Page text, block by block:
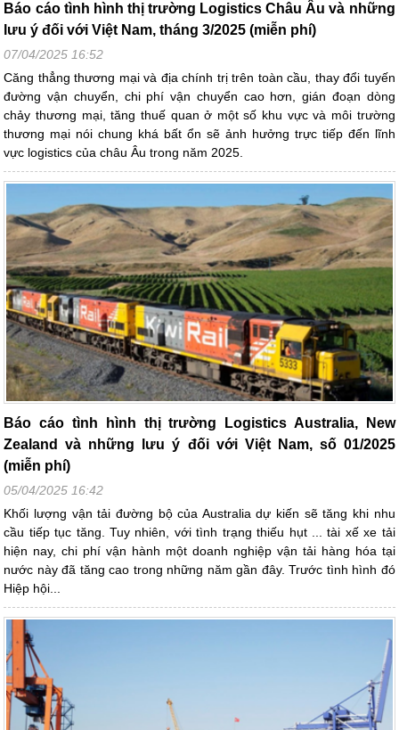
Báo cáo tình hình thị trường Logistics Châu Âu và những
lưu ý đối với Việt Nam, tháng 3/2025 (miễn phí)
07/04/2025 16:52
Căng thẳng thương mại và địa chính trị trên toàn cầu, thay đổi tuyến
đường vận chuyển, chi phí vận chuyển cao hơn, gián đoạn dòng
chảy thương mại, tăng thuế quan ở một số khu vực và môi trường
thương mại nói chung khá bất ổn sẽ ảnh hưởng trực tiếp đến lĩnh
vực logistics của châu Âu trong năm 2025.
Báo cáo tình hình thị trường Logistics Australia, New
Zealand và những lưu ý đối với Việt Nam, số 01/2025
(miễn phí)
05/04/2025 16:42
Khối lượng vận tải đường bộ của Australia dự kiến sẽ tăng khi nhu
cầu tiếp tục tăng. Tuy nhiên, với tình trạng thiếu hụt ... tài xế xe tải
hiện nay, chi phí vận hành một doanh nghiệp vận tải hàng hóa tại
nước này đã tăng cao trong những năm gần đây. Trước tình hình đó
Hiệp hội...